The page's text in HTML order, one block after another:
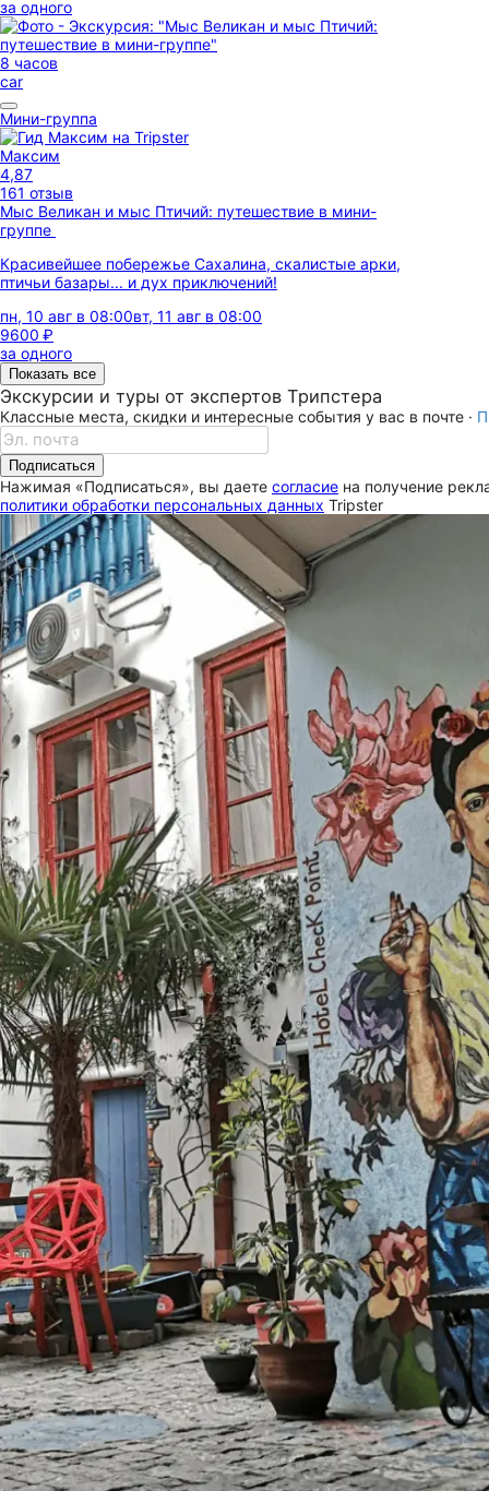
за одного
8 часов
car
Мини-группа
Максим
4,87
161 отзыв
Мыс Великан и мыс Птичий: путешествие в мини-
группе
Красивейшее побережье Сахалина, скалистые арки,
птичьи базары... и дух приключений!
пн, 10 авг в 08:00вт, 11 авг в 08:00
9600 ₽
за одного
Показать все
Экскурсии и туры от экспертов Трипстера
Классные места, скидки и интересные события у вас в почте ·
Подписаться
Нажимая «Подписаться», вы даете согласие на получение
политики обработки персональных данных Tripster